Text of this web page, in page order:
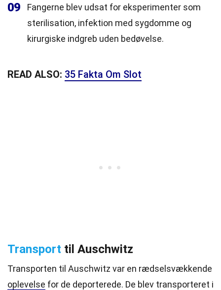
09
Fangerne blev udsat for eksperimenter som
sterilisation, infektion med sygdomme og
kirurgiske indgreb uden bedøvelse.
READ ALSO: 35 Fakta Om Slot
Transport til Auschwitz
Transporten til Auschwitz var en rædselsvækkende
oplevelse for de deporterede. De blev transporteret i